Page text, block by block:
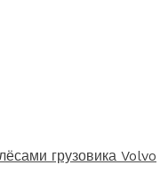
грузовика Volvo